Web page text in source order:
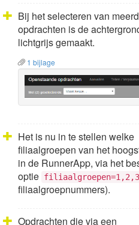
Bij het selecteren van
opdrachten is de
lichtgrijs gemaakt.
1 bijlage
Het is nu in te stellen welke
filiaalgroepen van het
in de RunnerApp, via het
optie filiaalgroepen=1,2,3
filiaalgroepnummers).
Opdrachten die via een